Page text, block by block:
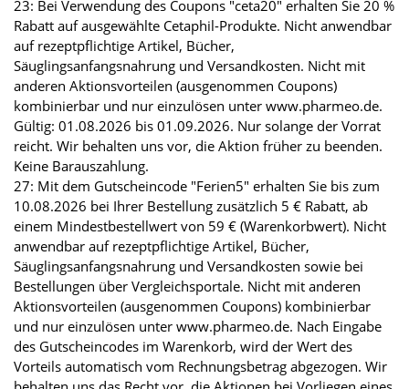
23: Bei Verwendung des Coupons "ceta20" erhalten Sie 20 %
Rabatt auf ausgewählte Cetaphil-Produkte. Nicht anwendbar
auf rezeptpflichtige Artikel, Bücher,
Säuglingsanfangsnahrung und Versandkosten. Nicht mit
anderen Aktionsvorteilen (ausgenommen Coupons)
kombinierbar und nur einzulösen unter www.pharmeo.de.
Gültig: 01.08.2026 bis 01.09.2026. Nur solange der Vorrat
reicht. Wir behalten uns vor, die Aktion früher zu beenden.
Keine Barauszahlung.
27: Mit dem Gutscheincode "Ferien5" erhalten Sie bis zum
10.08.2026 bei Ihrer Bestellung zusätzlich 5 € Rabatt, ab
einem Mindestbestellwert von 59 € (Warenkorbwert). Nicht
anwendbar auf rezeptpflichtige Artikel, Bücher,
Säuglingsanfangsnahrung und Versandkosten sowie bei
Bestellungen über Vergleichsportale. Nicht mit anderen
Aktionsvorteilen (ausgenommen Coupons) kombinierbar
und nur einzulösen unter www.pharmeo.de. Nach Eingabe
des Gutscheincodes im Warenkorb, wird der Wert des
Vorteils automatisch vom Rechnungsbetrag abgezogen. Wir